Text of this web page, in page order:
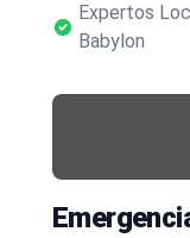
Expertos
Babylon